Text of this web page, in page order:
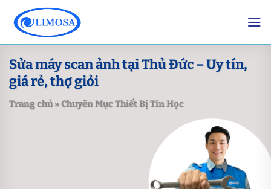
content
Sửa máy scan ảnh tại Thủ Đức – Uy tín,
giá rẻ, thợ giỏi
Trang chủ»Chuyên Mục Thiết Bị Tin Học